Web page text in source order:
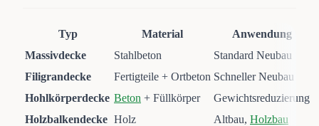
Typ Material
Anwendung
Massivdecke
Stahlbeton
Standard Neubau
Filigrandecke
Fertigteile + Ortbeton Schneller Neubau
Hohlkörperdecke Beton + Füllkörper
Gewichtsreduzierung
Holzbalkendecke Holz Altbau, Holzbau